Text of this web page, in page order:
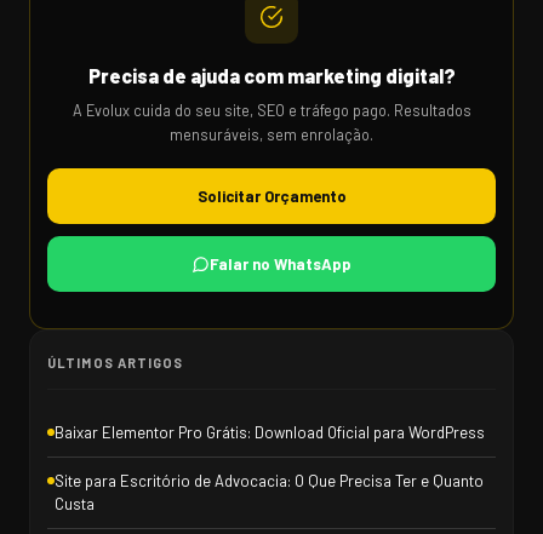
Precisa de ajuda com marketing digital?
A Evolux cuida do seu site, SEO e tráfego pago. Resultados
mensuráveis, sem enrolação.
Solicitar Orçamento
Falar no WhatsApp
ÚLTIMOS ARTIGOS
Baixar Elementor Pro Grátis: Download Oficial para WordPress
Site para Escritório de Advocacia: O Que Precisa Ter e Quanto
Custa